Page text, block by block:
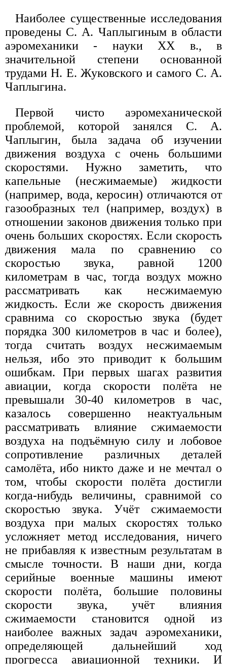
Наиболее существенные исследования
проведены С. А. Чаплыгиным в области
аэромеханики - науки XX в., в
значительной степени основанной
трудами Н. Е. Жуковского и самого С. А.
Чаплыгина.
Первой чисто аэромеханической
проблемой, которой занялся С. А.
Чаплыгин, была задача об изучении
движения воздуха с очень большими
скоростями. Нужно заметить, что
капельные (несжимаемые) жидкости
(например, вода, керосин) отличаются от
газообразных тел (например, воздух) в
отношении законов движения только при
очень больших скоростях. Если скорость
движения мала по сравнению со
скоростью звука, равной 1200
километрам в час, тогда воздух можно
рассматривать как несжимаемую
жидкость. Если же скорость движения
сравнима со скоростью звука (будет
порядка 300 километров в час и более),
тогда считать воздух несжимаемым
нельзя, ибо это приводит к большим
ошибкам. При первых шагах развития
авиации, когда скорости полёта не
превышали 30-40 километров в час,
казалось совершенно неактуальным
рассматривать влияние сжимаемости
воздуха на подъёмную силу и лобовое
сопротивление различных деталей
самолёта, ибо никто даже и не мечтал о
том, чтобы скорости полёта достигли
когда-нибудь величины, сравнимой со
скоростью звука. Учёт сжимаемости
воздуха при малых скоростях только
усложняет метод исследования, ничего
не прибавляя к известным результатам в
смысле точности. В наши дни, когда
серийные военные машины имеют
скорости полёта, большие половины
скорости звука, учёт влияния
сжимаемости становится одной из
наиболее важных задач аэромеханики,
определяющей дальнейший ход
прогресса авиационной техники. И